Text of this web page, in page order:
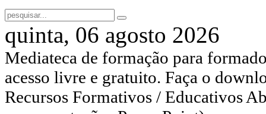
quinta, 06 agosto 2026
Mediateca de formação para
acesso livre e gratuito. Faça o
Recursos Formativos / Educativos